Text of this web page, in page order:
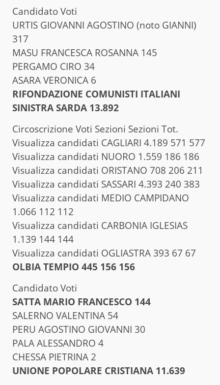
Candidato Voti
URTIS GIOVANNI AGOSTINO (noto GIANNI)
317
MASU FRANCESCA ROSANNA 145
PERGAMO CIRO 34
ASARA VERONICA 6
RIFONDAZIONE COMUNISTI ITALIANI
SINISTRA SARDA 13.892
Circoscrizione Voti Sezioni Sezioni Tot.
Visualizza candidati CAGLIARI 4.189 571 577
Visualizza candidati NUORO 1.559 186 186
Visualizza candidati ORISTANO 708 206 211
Visualizza candidati SASSARI 4.393 240 383
Visualizza candidati MEDIO CAMPIDANO
1.066 112 112
Visualizza candidati CARBONIA IGLESIAS
1.139 144 144
Visualizza candidati OGLIASTRA 393 67 67
OLBIA TEMPIO 445 156 156
Candidato Voti
SATTA MARIO FRANCESCO 144
SALERNO VALENTINA 54
PERU AGOSTINO GIOVANNI 30
PALA ALESSANDRO 4
CHESSA PIETRINA 2
UNIONE POPOLARE CRISTIANA 11.639